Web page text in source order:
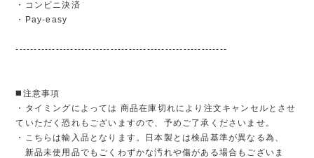
・コンビニ決済
・Pay-easy
----------------------------------------------------------
◼️注意事項
・タイミングによっては 商品在庫切れにより注文キャンセルとさせ
ていただく恐れもございますので、予めご了承くださいませ。
・こちらは輸入品となります。日本製とは検品基準が異なる為、
新品未使用品でもごくわずかな汚れや傷がある場合もございま